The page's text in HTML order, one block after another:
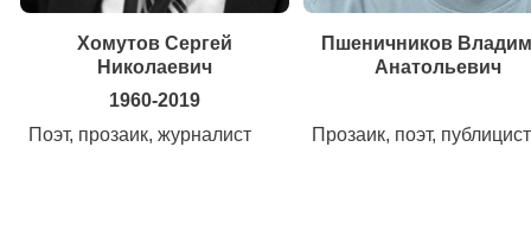
Хомутов Сергей
Николаевич
1960-2019
Поэт, прозаик, журналист
Пшеничников
Анатольевич
Прозаик, поэт, публицист